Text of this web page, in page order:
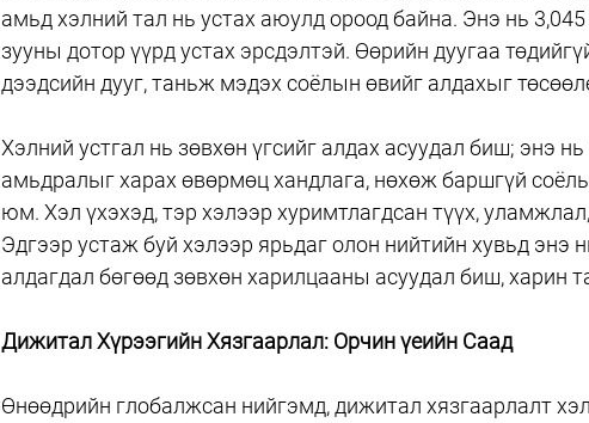
амьд хэлний тал нь устах аюулд ороод байна. Энэ нь
зууны дотор үүрд устах эрсдэлтэй. Өөрийн дуугаа
дээдсийн дууг, таньж мэдэх соёлын өвийг алдахыг
Хэлний устгал нь зөвхөн үгсийг алдах асуудал биш; энэ
амьдралыг харах өвөрмөц хандлага, нөхөж баршгүй
юм. Хэл үхэхэд, тэр хэлээр хуримтлагдсан түүх,
Эдгээр устаж буй хэлээр ярьдаг олон нийтийн хувьд энэ
алдагдал бөгөөд зөвхөн харилцааны асуудал биш, харин
Дижитал Хүрээгийн Хязгаарлал: Орчин үеийн Саад
Өнөөдрийн глобалжсан нийгэмд, дижитал хязгаарлалт